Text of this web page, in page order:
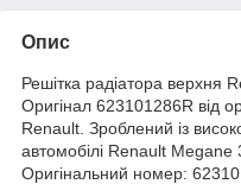
Опис
Решітка радіатора верхня
Оригінал 623101286R від
Renault. Зроблений із
автомобілі Renault
Оригінальний номер: